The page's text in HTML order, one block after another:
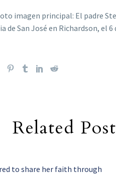
imagen principal: El padre
de San José en Richardson, el
Related
to share her faith through